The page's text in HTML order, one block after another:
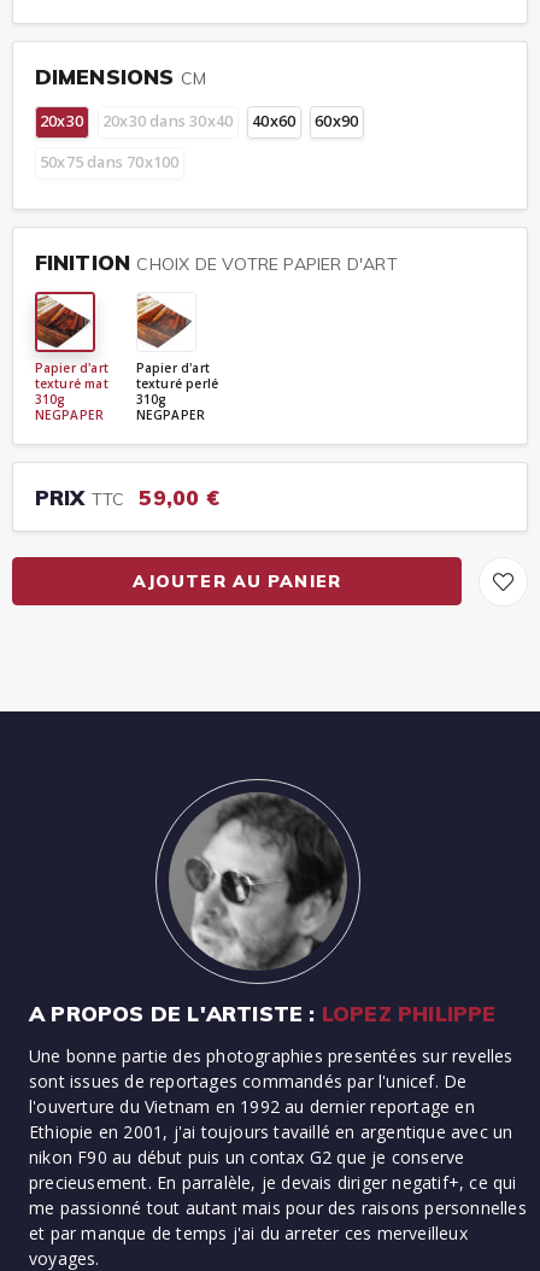
DIMENSIONS CM
20x30 20x30 dans 30x40 40x60
60x90
50x75 dans 70x100
FINITION CHOIX DE VOTRE PAPIER D'ART
Papier d'art
texturé mat
310g
NEGPAPER
Papier d'art
texturé perlé
310g
NEGPAPER
PRIX TTC 59,00 €
AJOUTER AU PANIER
A PROPOS DE L'ARTISTE : LOPEZ PHILIPPE
Une bonne partie des photographies presentées sur revelles
sont issues de reportages commandés par l'unicef. De
l'ouverture du Vietnam en 1992 au dernier reportage en
Ethiopie en 2001, j'ai toujours tavaillé en argentique avec un
nikon F90 au début puis un contax G2 que je conserve
precieusement. En parralèle, je devais diriger negatif+, ce qui
me passionné tout autant mais pour des raisons personnelles
et par manque de temps j'ai du arreter ces merveilleux
voyages.